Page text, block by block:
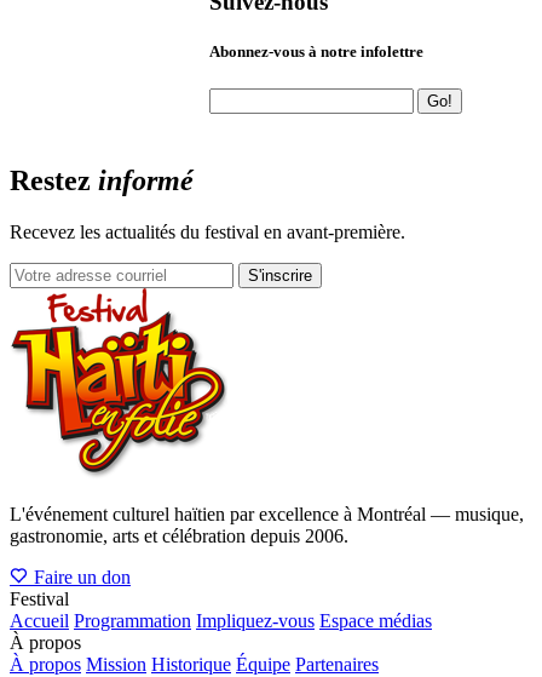
Abonnez-vous à notre infolettre
Restez informé
Recevez les actualités du festival en avant-première.
S'inscrire
L'événement culturel haïtien par excellence à Montréal — musique,
gastronomie, arts et célébration depuis 2006.
Faire un don
Festival
Accueil Programmation Impliquez-vous Espace médias
À propos
À propos Mission Historique Équipe Partenaires